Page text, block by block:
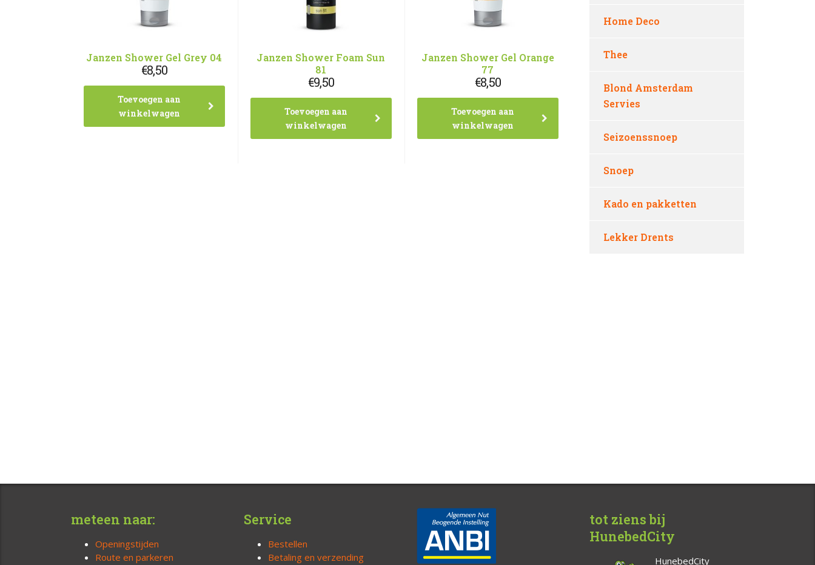
Janzen Shower Gel Grey 04
€8,50
Toevoegen aan
winkelwagen
Janzen Shower Foam Sun
81
€9,50
Toevoegen aan
winkelwagen
Janzen Shower Gel Orange
77
€8,50
Toevoegen aan
winkelwagen
Home Deco
Thee
Blond Amsterdam
Servies
Seizoenssnoep
Snoep
Kado en pakketten
Lekker Drents
meteen naar:
Openingstijden
Route en parkeren
Service
Bestellen
Betaling en verzending
tot ziens bij
HunebedCity
HunebedCity